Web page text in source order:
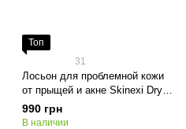
Топ
31
Лосьон для проблемной кожи
от прыщей и акне Skinexi Dry
Lotion Formula+ 250 мл
990 грн
В наличии